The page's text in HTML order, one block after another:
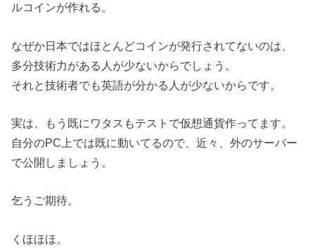
ルコインが作れる。
なぜか日本ではほとんどコインが発行されてないのは、
多分技術力がある人が少ないからでしょう。
それと技術者でも英語が分かる人が少ないからです。
実は、もう既にワタスもテストで仮想通貨作ってます。
自分のPC上では既に動いてるので、近々、外のサーバー
で公開しましょう。
乞うご期待。
くほほほ。